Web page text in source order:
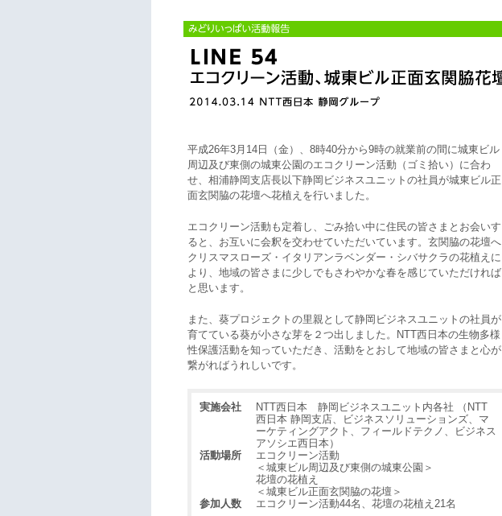
平成26年3月14日（金）、8時40分から9時の就業前の間に城東ビル
周辺及び東側の城東公園のエコクリーン活動（ゴミ拾い）に合わ
せ、相浦静岡支店長以下静岡ビジネスユニットの社員が城東ビル正
面玄関脇の花壇へ花植えを行いました。
エコクリーン活動も定着し、ごみ拾い中に住民の皆さまとお会いす
ると、お互いに会釈を交わせていただいています。玄関脇の花壇へ
クリスマスローズ・イタリアンラベンダー・シバサクラの花植えに
より、地域の皆さまに少しでもさわやかな春を感じていただければ
と思います。
また、葵プロジェクトの里親として静岡ビジネスユニットの社員が
育てている葵が小さな芽を２つ出しました。NTT西日本の生物多様
性保護活動を知っていただき、活動をとおして地域の皆さまと心が
繋がればうれしいです。
実施会社
NTT西日本 静岡ビジネスユニット内各社 （NTT
西日本 静岡支店、ビジネスソリューションズ、マ
ーケティングアクト、フィールドテクノ、ビジネス
アソシエ西日本）
活動場所
エコクリーン活動
＜城東ビル周辺及び東側の城東公園＞
花壇の花植え
＜城東ビル正面玄関脇の花壇＞
参加人数
エコクリーン活動44名、花壇の花植え21名